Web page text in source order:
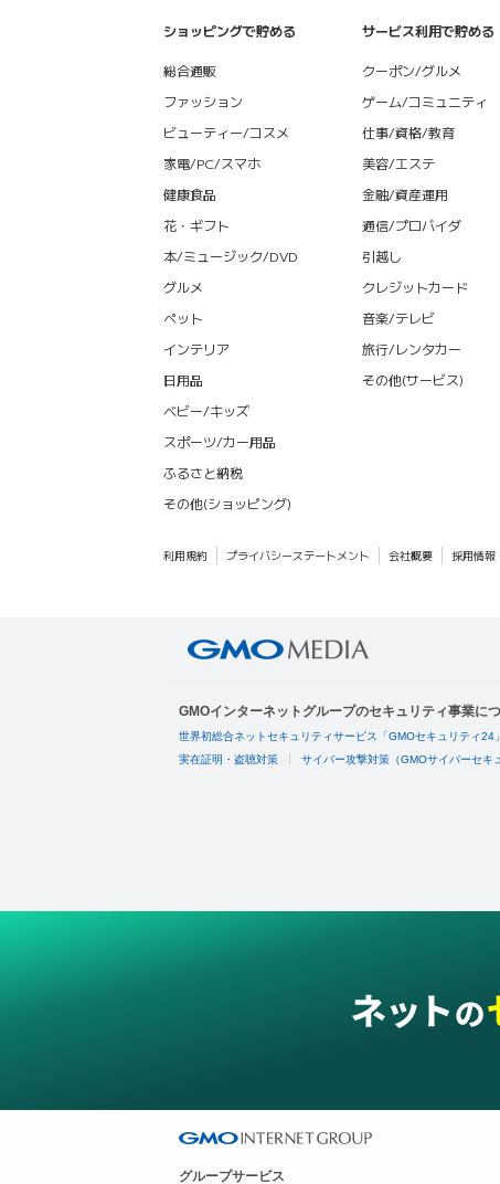
ショッピングで貯める
総合通販
ファッション
ビューティー/コスメ
家電/PC/スマホ
健康食品
花・ギフト
本/ミュージック/DVD
グルメ
ペット
インテリア
日用品
ベビー/キッズ
スポーツ/カー用品
ふるさと納税
その他(ショッピング)
サービス利用で貯める
クーポン/グルメ
ゲーム/コミュニティ
仕事/資格/教育
美容/エステ
金融/資産運用
通信/プロバイダ
引越し
クレジットカード
音楽/テレビ
旅行/レンタカー
その他(サービス)
利用規約 プライバシーステートメント 会社概要 採用情報
GMOインターネットグループのセキュリティ事業に
世界初総合ネットセキュリティサービス「GMOセキュリティ24」
実在証明・盗聴対策 サイバー攻撃対策（GMOサイバーセキ
グループサービス